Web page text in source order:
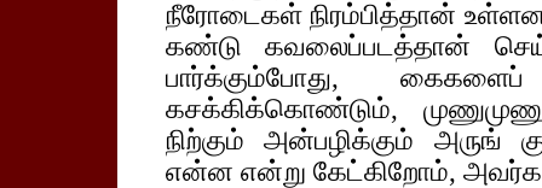
நீரோடைகள் நிரம்பித்தான்
கண்டு கவலைப்படத்தான்
பார்க்கும்போது,
கசக்கிக்கொண்டும்,
நிற்கும் அன்பழிக்கும்
என்ன என்று கேட்கிறோம்,